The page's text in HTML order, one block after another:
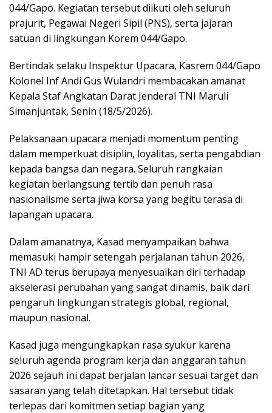
044/Gapo. Kegiatan tersebut diikuti oleh seluruh
prajurit, Pegawai Negeri Sipil (PNS), serta jajaran
satuan di lingkungan Korem 044/Gapo.
Bertindak selaku Inspektur Upacara, Kasrem 044/Gapo
Kolonel Inf Andi Gus Wulandri membacakan amanat
Kepala Staf Angkatan Darat Jenderal TNI Maruli
Simanjuntak, Senin (18/5/2026).
Pelaksanaan upacara menjadi momentum penting
dalam memperkuat disiplin, loyalitas, serta pengabdian
kepada bangsa dan negara. Seluruh rangkaian
kegiatan berlangsung tertib dan penuh rasa
nasionalisme serta jiwa korsa yang begitu terasa di
lapangan upacara.
Dalam amanatnya, Kasad menyampaikan bahwa
memasuki hampir setengah perjalanan tahun 2026,
TNI AD terus berupaya menyesuaikan diri terhadap
akselerasi perubahan yang sangat dinamis, baik dari
pengaruh lingkungan strategis global, regional,
maupun nasional.
Kasad juga mengungkapkan rasa syukur karena
seluruh agenda program kerja dan anggaran tahun
2026 sejauh ini dapat berjalan lancar sesuai target dan
sasaran yang telah ditetapkan. Hal tersebut tidak
terlepas dari komitmen setiap bagian yang